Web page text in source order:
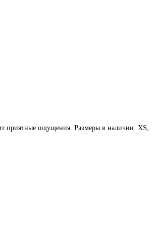
приятные ощущения. Размеры в наличии: XS,